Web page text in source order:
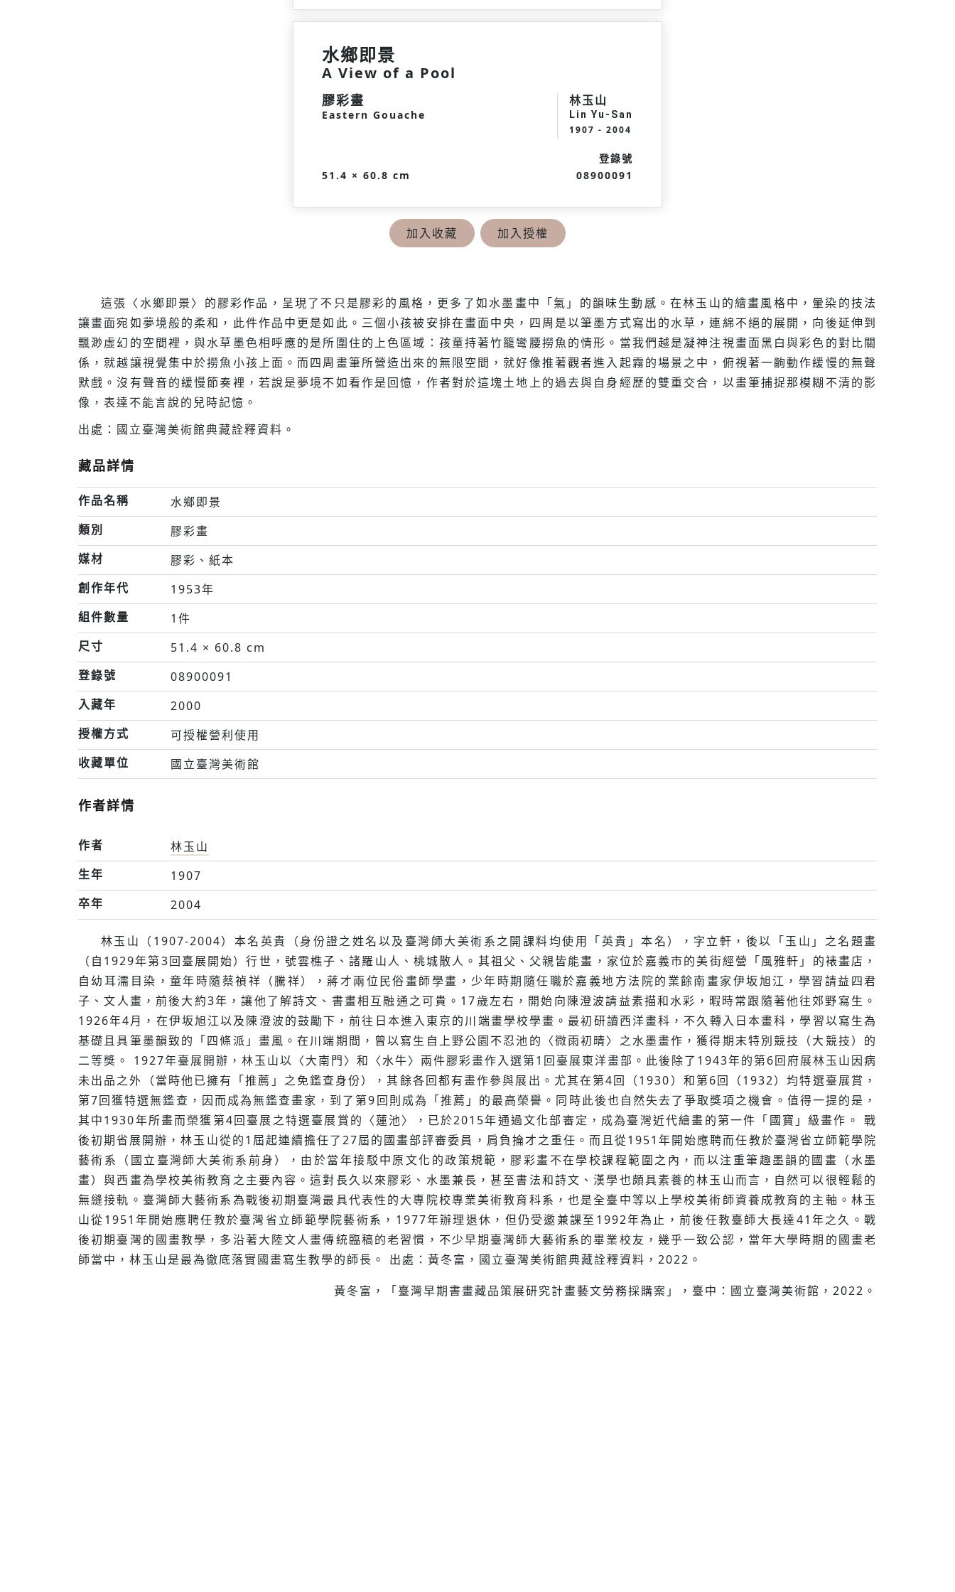
水鄉即景
A View of a Pool
膠彩畫
Eastern Gouache
林玉山
Lin Yu-San
1907 - 2004
51.4 × 60.8 cm
登錄號
08900091
加入收藏 加入授權
這張〈水鄉即景〉的膠彩作品，呈現了不只是膠彩的風格，更多了如水墨畫中「氣」的韻味生動感。在林玉山的繪畫風格中，暈染的技法
讓畫面宛如夢境般的柔和，此件作品中更是如此。三個小孩被安排在畫面中央，四周是以筆墨方式寫出的水草，連綿不絕的展開，向後延伸到
飄渺虛幻的空間裡，與水草墨色相呼應的是所圍住的上色區域：孩童持著竹籠彎腰撈魚的情形。當我們越是凝神注視畫面黑白與彩色的對比關
係，就越讓視覺集中於撈魚小孩上面。而四周畫筆所營造出來的無限空間，就好像推著觀者進入起霧的場景之中，俯視著一齣動作緩慢的無聲
默戲。沒有聲音的緩慢節奏裡，若說是夢境不如看作是回憶，作者對於這塊土地上的過去與自身經歷的雙重交合，以畫筆捕捉那模糊不清的影
像，表達不能言說的兒時記憶。
出處：國立臺灣美術館典藏詮釋資料。
藏品詳情
作品名稱
水鄉即景
類別
膠彩畫
媒材
膠彩、紙本
創作年代
1953年
組件數量
1件
尺寸
51.4 × 60.8 cm
登錄號
08900091
入藏年
2000
授權方式
可授權營利使用
收藏單位
國立臺灣美術館
作者詳情
作者
林玉山
生年
1907
卒年
2004
林玉山（1907-2004）本名英貴（身份證之姓名以及臺灣師大美術系之開課料均使用「英貴」本名），字立軒，後以「玉山」之名題畫
（自1929年第3回臺展開始）行世，號雲樵子、諸羅山人、桃城散人。其祖父、父親皆能畫，家位於嘉義市的美街經營「風雅軒」的裱畫店，
自幼耳濡目染，童年時隨蔡禎祥（騰祥），蔣才兩位民俗畫師學畫，少年時期隨任職於嘉義地方法院的業餘南畫家伊坂旭江，學習請益四君
子、文人畫，前後大約3年，讓他了解詩文、書畫相互融通之可貴。17歲左右，開始向陳澄波請益素描和水彩，暇時常跟隨著他往郊野寫生。
1926年4月，在伊坂旭江以及陳澄波的鼓勵下，前往日本進入東京的川端畫學校學畫。最初研讀西洋畫科，不久轉入日本畫科，學習以寫生為
基礎且具筆墨韻致的「四條派」畫風。在川端期間，曾以寫生自上野公園不忍池的〈微雨初晴〉之水墨畫作，獲得期末特別競技（大競技）的
二等獎。 1927年臺展開辦，林玉山以〈大南門〉和〈水牛〉兩件膠彩畫作入選第1回臺展東洋畫部。此後除了1943年的第6回府展林玉山因病
未出品之外（當時他已擁有「推薦」之免鑑查身份），其餘各回都有畫作參與展出。尤其在第4回（1930）和第6回（1932）均特選臺展賞，
第7回獲特選無鑑查，因而成為無鑑查畫家，到了第9回則成為「推薦」的最高榮譽。同時此後也自然失去了爭取獎項之機會。值得一提的是，
其中1930年所畫而榮獲第4回臺展之特選臺展賞的〈蓮池〉，已於2015年通過文化部審定，成為臺灣近代繪畫的第一件「國寶」級畫作。 戰
後初期省展開辦，林玉山從的1屆起連續擔任了27屆的國畫部評審委員，肩負掄才之重任。而且從1951年開始應聘而任教於臺灣省立師範學院
藝術系（國立臺灣師大美術系前身），由於當年接駁中原文化的政策規範，膠彩畫不在學校課程範圍之內，而以注重筆趣墨韻的國畫（水墨
畫）與西畫為學校美術教育之主要內容。這對長久以來膠彩、水墨兼長，甚至書法和詩文、漢學也頗具素養的林玉山而言，自然可以很輕鬆的
無縫接軌。臺灣師大藝術系為戰後初期臺灣最具代表性的大專院校專業美術教育科系，也是全臺中等以上學校美術師資養成教育的主軸。林玉
山從1951年開始應聘任教於臺灣省立師範學院藝術系，1977年辦理退休，但仍受邀兼課至1992年為止，前後任教臺師大長達41年之久。戰
後初期臺灣的國畫教學，多沿著大陸文人畫傳統臨稿的老習慣，不少早期臺灣師大藝術系的畢業校友，幾乎一致公認，當年大學時期的國畫老
師當中，林玉山是最為徹底落實國畫寫生教學的師長。 出處：黃冬富，國立臺灣美術館典藏詮釋資料，2022。
黃冬富，「臺灣早期書畫藏品策展研究計畫藝文勞務採購案」，臺中：國立臺灣美術館，2022。